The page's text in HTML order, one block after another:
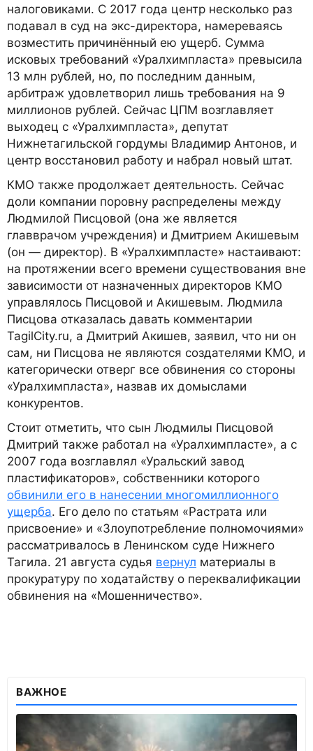
налоговиками. С 2017 года центр несколько раз
подавал в суд на экс-директора, намереваясь
возместить причинённый ею ущерб. Сумма
исковых требований «Уралхимпласта» превысила
13 млн рублей, но, по последним данным,
арбитраж удовлетворил лишь требования на 9
миллионов рублей. Сейчас ЦПМ возглавляет
выходец с «Уралхимпласта», депутат
Нижнетагильской гордумы Владимир Антонов, и
центр восстановил работу и набрал новый штат.
КМО также продолжает деятельность. Сейчас
доли компании поровну распределены между
Людмилой Писцовой (она же является
главврачом учреждения) и Дмитрием Акишевым
(он — директор). В «Уралхимпласте» настаивают:
на протяжении всего времени существования вне
зависимости от назначенных директоров КМО
управлялось Писцовой и Акишевым. Людмила
Писцова отказалась давать комментарии
TagilCity.ru, а Дмитрий Акишев, заявил, что ни он
сам, ни Писцова не являются создателями КМО, и
категорически отверг все обвинения со стороны
«Уралхимпласта», назвав их домыслами
конкурентов.
Стоит отметить, что сын Людмилы Писцовой
Дмитрий также работал на «Уралхимпласте», а с
2007 года возглавлял «Уральский завод
пластификаторов», собственники которого
обвинили его в нанесении многомиллионного
ущерба. Его дело по статьям «Растрата или
присвоение» и «Злоупотребление полномочиями»
рассматривалось в Ленинском суде Нижнего
Тагила. 21 августа судья вернул материалы в
прокуратуру по ходатайству о переквалификации
обвинения на «Мошенничество».
ВАЖНОЕ